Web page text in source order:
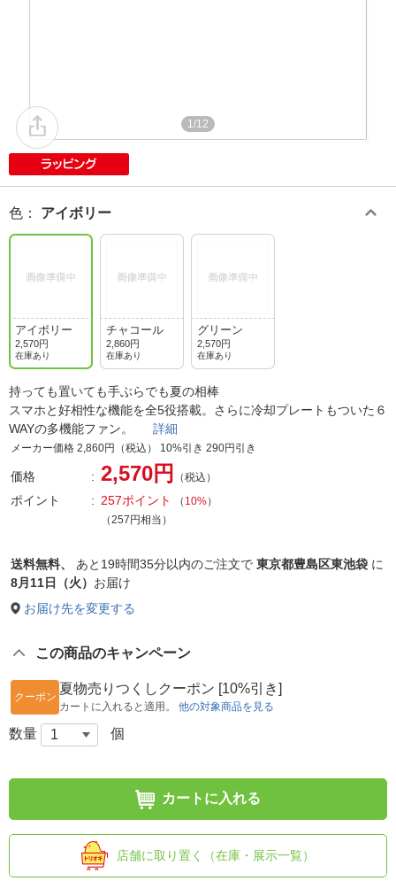
1/12
色 ： アイボリー
アイボリー
2,570円
在庫あり
チャコール
2,860円
在庫あり
グリーン
2,570円
在庫あり
持っても置いても手ぶらでも夏の相棒
スマホと好相性な機能を全5役搭載。さらに冷却プレートもついた６
WAYの多機能ファン。 詳細
メーカー価格 2,860円（税込） 10%引き 290円引き
価格 2,570円 （税込）
ポイント 257ポイント （ 10%）
（257円相当）
送料無料、 あと 19時間35分以内のご注文で 東京都豊島区東池袋 に
8月11日（火） お届け
お届け先を変更する
この商品のキャンペーン
クーポン
夏物売りつくしクーポン [10%引き]
カートに入れると適用。 他の対象商品を見る
数量 個
カートに入れる
店舗に取り置く（在庫・展示一覧）